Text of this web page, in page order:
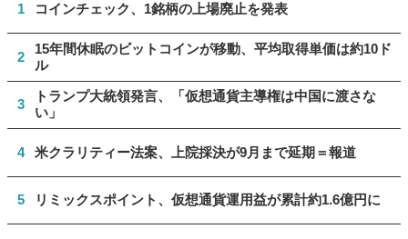
1 コインチェック、1銘柄の上場廃止を発表
2
15年間休眠のビットコインが移動、平均取得単価は約10ド
ル
3
トランプ大統領発言、「仮想通貨主導権は中国に渡さな
い」
4 米クラリティー法案、上院採決が9月まで延期＝報道
5 リミックスポイント、仮想通貨運用益が累計約1.6億円に